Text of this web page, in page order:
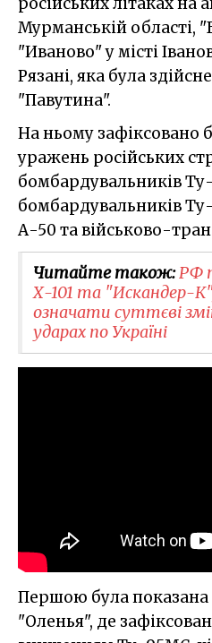
Мурманській області,
"Иваново" у місті
Рязані, яка була
"Павутина".
На ньому зафіксовано
уражень російських
бомбардувальників
бомбардувальників
А-50 та військово-
Читайте також:РФ
Х-101 та "Искандер-
означати суттєві
ударах по Україні
Першою була показана
"Оленья", де